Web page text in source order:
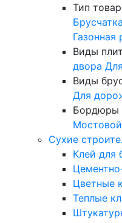
Тип
Брусчатка
Газонная
Виды
двора
Виды
Для
Бордюры
Мостовой
Сухие
Клей для
Цветные
Теплые